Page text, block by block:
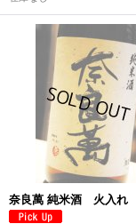
奈良萬 純米酒 火入